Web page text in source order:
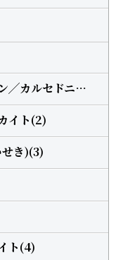
アゲード╱瑪瑙╱カーネリアン╱カルセドニー(5)
イト(2)
き)(3)
ト(4)